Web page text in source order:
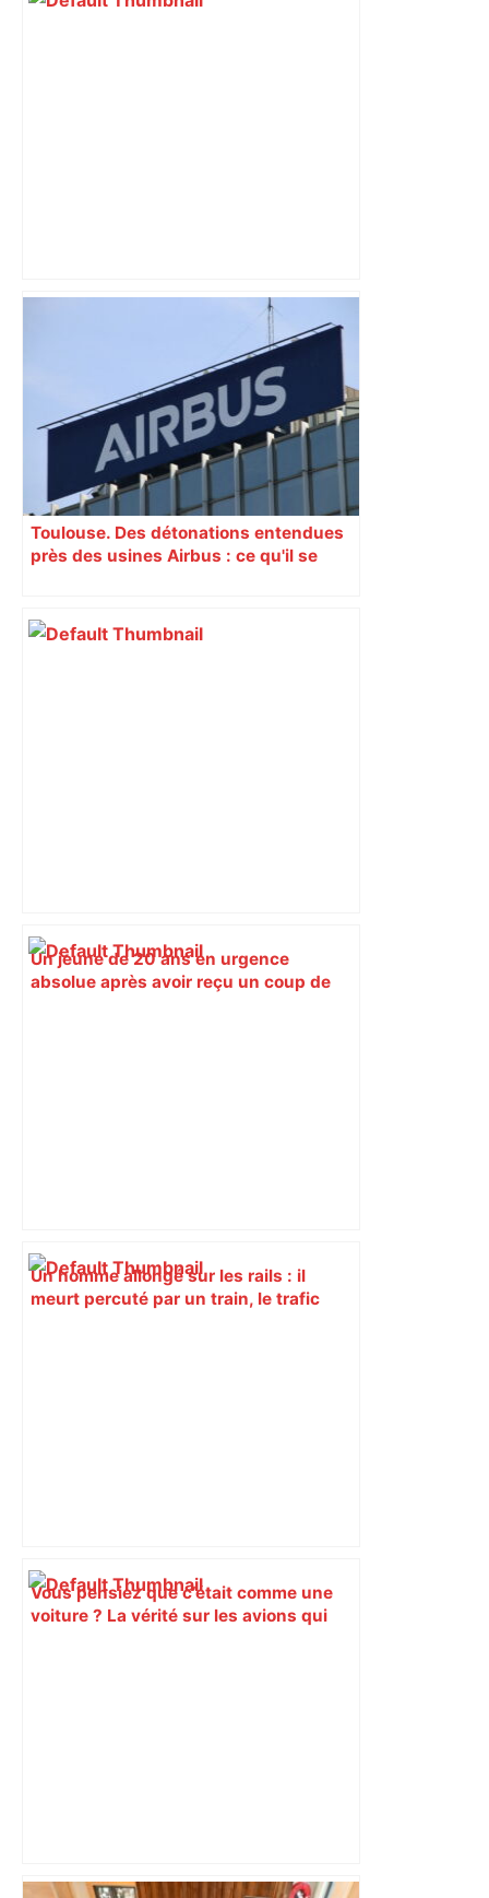
Municipales 2026 à Toulouse :
cantines gratuites, sécurité sociale de
l’alimentation, bio… quelles
propositions pour une meilleure
alimentation – ladepeche.fr
Toulouse. Des détonations entendues
près des usines Airbus : ce qu'il se
Airbus à Toulouse ce samedi 14 mars
2026. Cela devrait se reproduire
Un jeune de 20 ans en urgence
absolue après avoir reçu un coup de
Un homme allongé sur les rails : il
meurt percuté par un train, le trafic
Vous pensiez que c’était comme une
voiture ? La vérité sur les avions qui